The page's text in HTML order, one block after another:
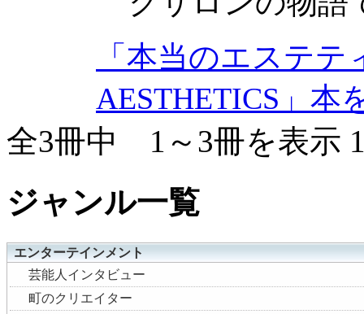
「本当のエステ
AESTHETICS」本
全3冊中 1～3冊を表示
ジャンル一覧
エンターテインメント
芸能人インタビュー
町のクリエイター